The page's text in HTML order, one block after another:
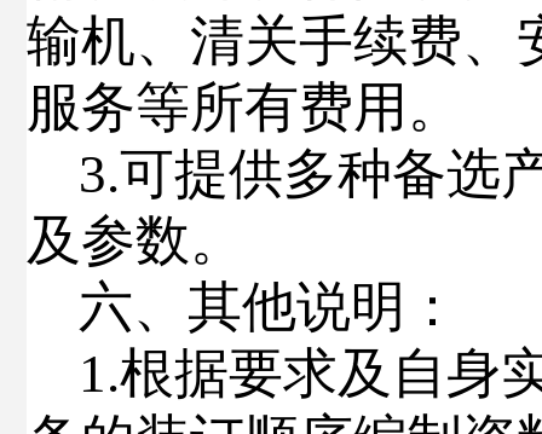
输机、清关手续费、
服务等所有费用。
3.可提供多种备选
及参数。
六、其他说明：
1.根据要求及自身